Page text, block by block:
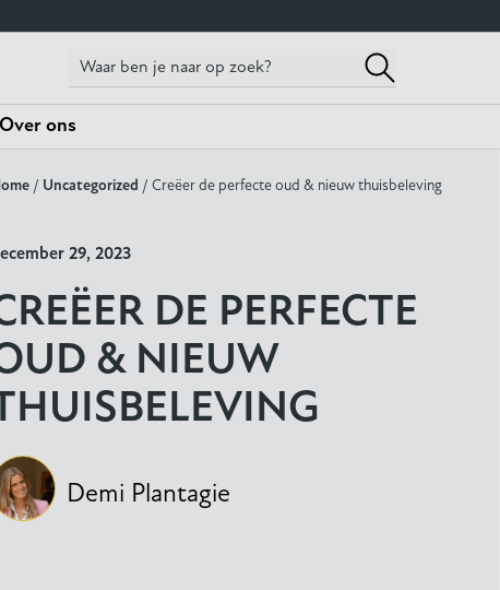
Over ons
/ Uncategorized / Creëer de perfecte oud & nieuw thuisbeleving
29, 2023
DE PERFECTE
& NIEUW
Demi Plantagie